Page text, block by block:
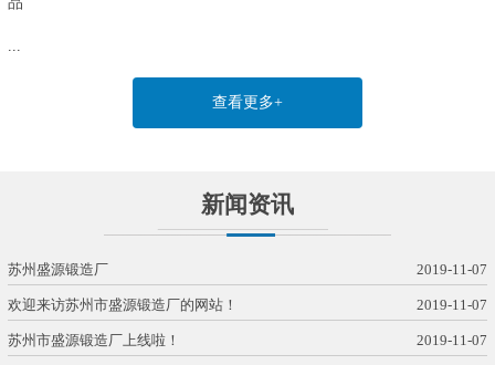
...
查看更多+
新闻资讯
苏州盛源锻造厂 2019-11-07
欢迎来访苏州市盛源锻造厂的网站！ 2019-11-07
苏州市盛源锻造厂上线啦！ 2019-11-07